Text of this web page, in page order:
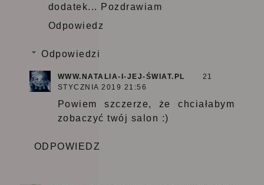
dodatek... Pozdrawiam
Odpowiedz
Odpowiedzi
WWW.NATALIA-I-JEJ-ŚWIAT.PL
21
STYCZNIA 2019 21:56
Powiem szczerze, że chciałabym
zobaczyć twój salon :)
ODPOWIEDZ